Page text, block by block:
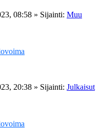
08:58 » Sijainti: Muu
20:38 » Sijainti: Julkaisut